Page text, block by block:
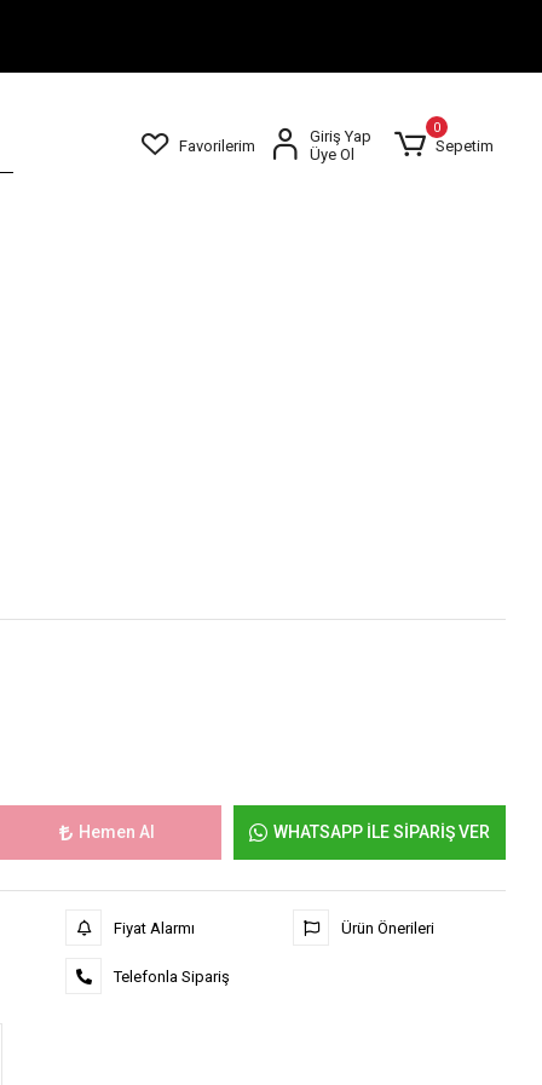
Favorilerim
Giriş Yap
Üye Ol
0
Sepetim
Hemen Al WHATSAPP İLE SİPARİŞ VER
Fiyat Alarmı
Telefonla Sipariş
Ürün Önerileri